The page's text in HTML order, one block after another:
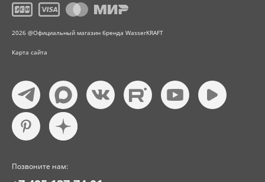
2026 @Официальный магазин бренда WasserKRAFT
Карта сайта
Позвоните нам: